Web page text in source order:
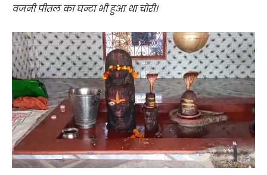
वजनी पीतल का घन्टा भी हुआ था चोरी।